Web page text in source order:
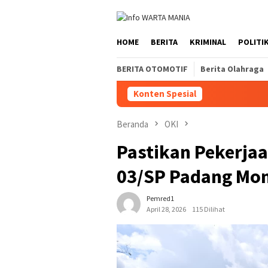
HOME
BERITA KRIMINAL
BERITA OTOMOTIF Berita Olahraga
Konten Spesial
Beranda OKI
Pastikan
03/SP Padang
Pemred1
April 28, 2026
115 Dilihat